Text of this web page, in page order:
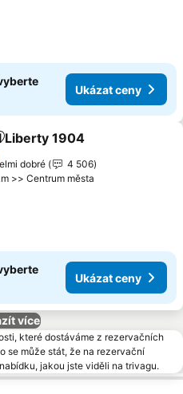
Ukázat ceny
na seznam oblíbených
Liberty 1904
hvězdiček
dobré
4 506
>> Centrum města
Ukázat ceny
více
které dostáváme z rezervačních
se může stát, že na rezervační
jakou jste viděli na trivagu.